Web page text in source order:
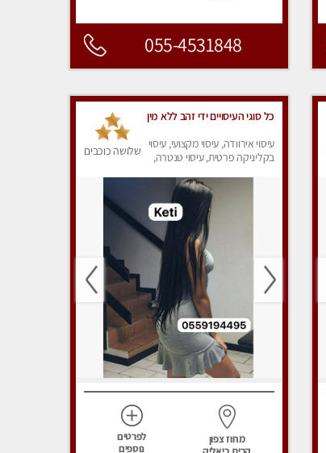
055-4531848
כל סוגי העיסויים ידי זהב ללא מין
עיסוי אירוודה, עיסוי מקצועי, עיסוי
בקליניקה פרטית, עיסוי טנטרה,
שלושה כוכבים
מחוז צפון
לפרטים
נוספים